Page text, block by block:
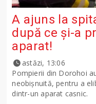
A ajuns la
după ce și-a
aparat!
astăzi, 13:06
Pompierii din Dorohoi
neobișnuită, pentru a
dintr-un aparat casnic.